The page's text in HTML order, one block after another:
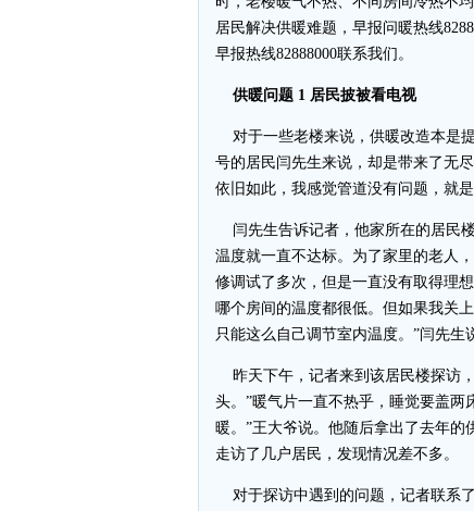
居民解决供暖难题，早报问暖热线
早报热线82888000联系我们。
供暖问题 1 居民披被看电视
对于一些老楼来说，供暖改造本是
号的居民闫先生来说，却是带来了无
依旧如此，我感觉管道没有问题，就
闫先生告诉记者，他家所在的居民
温度就一直不达标。为了家里的老人
修调试了多次，但是一直没有取得理
哪个房间的温度都很低。但如果我关
只能这么自己调节室内温度。”闫先生
昨天下午，记者来到该居民楼探访
头。”暖气片一直不热乎，睡觉要盖两
暖。”王大爷说。他随后拿出了去年
走访了几户居民，发现情况差不多。
对于探访中遇到的问题，记者联系